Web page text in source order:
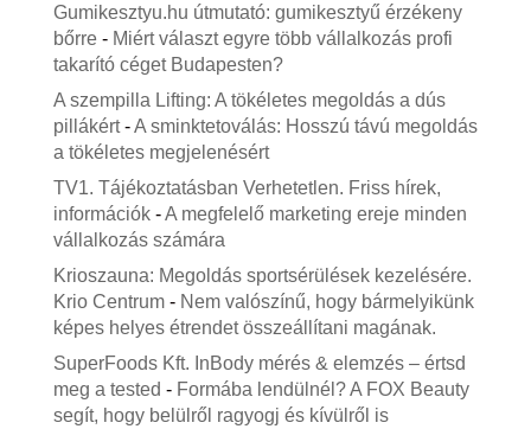
Gumikesztyu.hu útmutató: gumikesztyű érzékeny
bőrre- Miért választ egyre több vállalkozás profi
takarító céget Budapesten?
A szempilla Lifting: A tökéletes megoldás a dús
pillákért-A sminktetoválás: Hosszú távú megoldás
a tökéletes megjelenésért
TV1. Tájékoztatásban Verhetetlen. Friss hírek,
információk-A megfelelő marketing ereje minden
vállalkozás számára
Krioszauna: Megoldás sportsérülések kezelésére.
Krio Centrum- Nem valószínű, hogy bármelyikünk
képes helyes étrendet összeállítani magának.
SuperFoods Kft. InBody mérés & elemzés – értsd
meg a tested - Formába lendülnél? A FOX Beauty
segít, hogy belülről ragyogj és kívülről is